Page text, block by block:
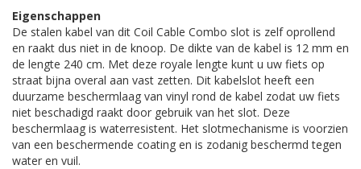
Eigenschappen
De stalen kabel van dit Coil Cable Combo slot is zelf oprollend
en raakt dus niet in de knoop. De dikte van de kabel is 12 mm en
de lengte 240 cm. Met deze royale lengte kunt u uw fiets op
straat bijna overal aan vast zetten. Dit kabelslot heeft een
duurzame beschermlaag van vinyl rond de kabel zodat uw fiets
niet beschadigd raakt door gebruik van het slot. Deze
beschermlaag is waterresistent. Het slotmechanisme is voorzien
van een beschermende coating en is zodanig beschermd tegen
water en vuil.